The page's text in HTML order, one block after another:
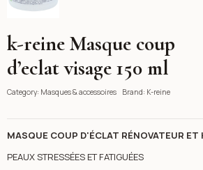
k-reine Masque coup
d’eclat visage 150 ml
Category: Masques & accessoires Brand: K-reine
MASQUE COUP D'ÉCLAT RÉNOVATEUR ET
PEAUX STRESSÉES ET FATIGUÉES